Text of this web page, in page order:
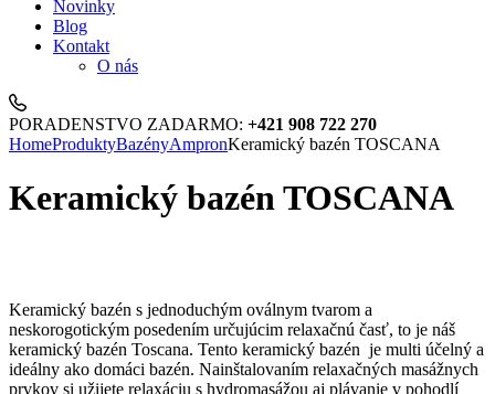
Novinky
Blog
Kontakt
O nás
PORADENSTVO ZADARMO: +421 908 722 270
HomeProduktyBazényAmpronKeramický bazén TOSCANA
Keramický bazén TOSCANA
Keramický bazén s jednoduchým oválnym tvarom a
neskorogotickým posedením určujúcim relaxačnú časť, to je náš
keramický bazén Toscana. Tento keramický bazén je multi účelný a
ideálny ako domáci bazén. Nainštalovaním relaxačných masážnych
prvkov si užijete relaxáciu s hydromasážou aj plávanie v pohodlí